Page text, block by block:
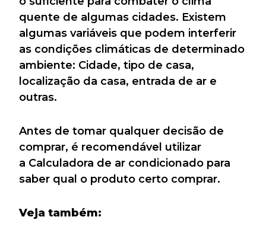
quente de algumas cidades. Existem
algumas variáveis que podem interferir
as condições climáticas de determinado
ambiente: Cidade, tipo de casa,
localização da casa, entrada de ar e
outras.
Antes de tomar qualquer decisão de
comprar, é recomendável utilizar
a Calculadora de ar condicionado para
saber qual o produto certo comprar.
Veja também: